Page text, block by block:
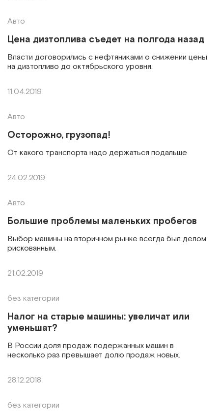
Авто
Цена дизтоплива съедет на полгода назад
Власти договорились с нефтяниками о снижении цены
на дизтопливо до октябрьского уровня.
11.04.2019
Авто
Осторожно, грузопад!
От какого транспорта надо держаться подальше
24.02.2019
Авто
Большие проблемы маленьких пробегов
Выбор машины на вторичном рынке всегда был делом
рискованным.
21.02.2019
без категории
Налог на старые машины: увеличат или
уменьшат?
В России доля продаж подер­жанных машин в
несколько раз превышает долю продаж новых.
28.12.2018
без категории